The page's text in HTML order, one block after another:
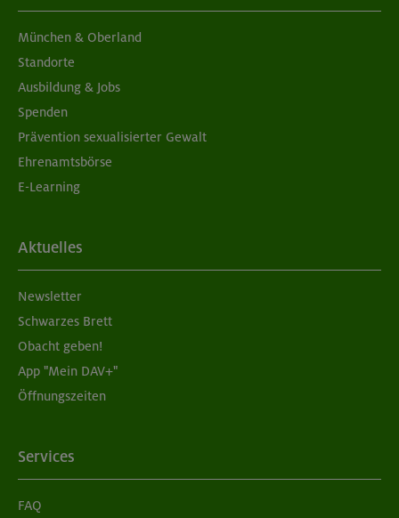
München & Oberland
Standorte
Ausbildung & Jobs
Spenden
Prävention sexualisierter Gewalt
Ehrenamtsbörse
E-Learning
Aktuelles
Newsletter
Schwarzes Brett
Obacht geben!
App "Mein DAV+"
Öffnungszeiten
Services
FAQ